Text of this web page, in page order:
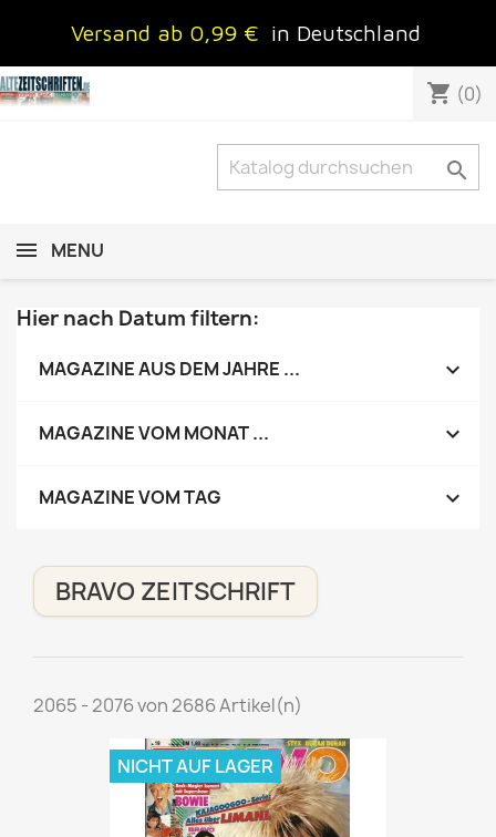
Versand ab 0,99 € in Deutschland
shopping_cart (0)

MENU
Hier nach Datum filtern:
MAGAZINE AUS DEM JAHRE ... 
MAGAZINE VOM MONAT ... 
MAGAZINE VOM TAG 
BRAVO ZEITSCHRIFT
2065 - 2076 von 2686 Artikel(n)
NICHT AUF LAGER